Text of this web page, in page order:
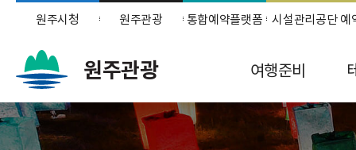
원주시청 원주관광 통합예약플랫폼 시설관리공단 예
원주관광 여행준비